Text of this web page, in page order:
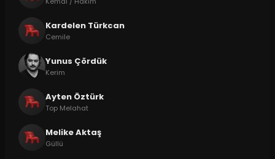
Kardelen Türkcan
Cemile
Yunus Çördük
Kerim
Ayten Öztürk
Top Melahat
Melike Aktaş
Güllü